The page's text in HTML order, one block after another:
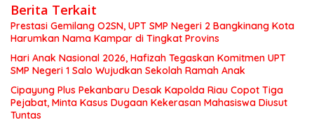
Berita Terkait
Prestasi Gemilang O2SN, UPT SMP Negeri 2 Bangkinang Kota
Harumkan Nama Kampar di Tingkat Provins
Hari Anak Nasional 2026, Hafizah Tegaskan Komitmen UPT
SMP Negeri 1 Salo Wujudkan Sekolah Ramah Anak
Cipayung Plus Pekanbaru Desak Kapolda Riau Copot Tiga
Pejabat, Minta Kasus Dugaan Kekerasan Mahasiswa Diusut
Tuntas